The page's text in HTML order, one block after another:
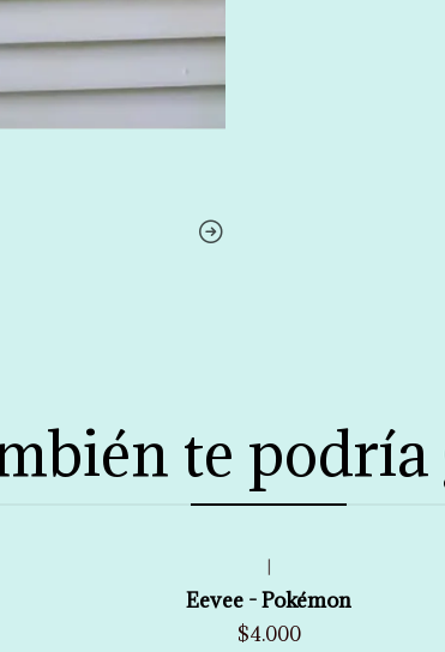
te podría
Eevee - Pokémon
$4.000